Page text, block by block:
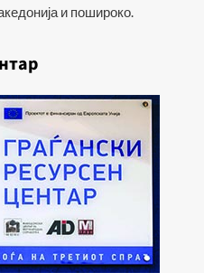
и пошироко.